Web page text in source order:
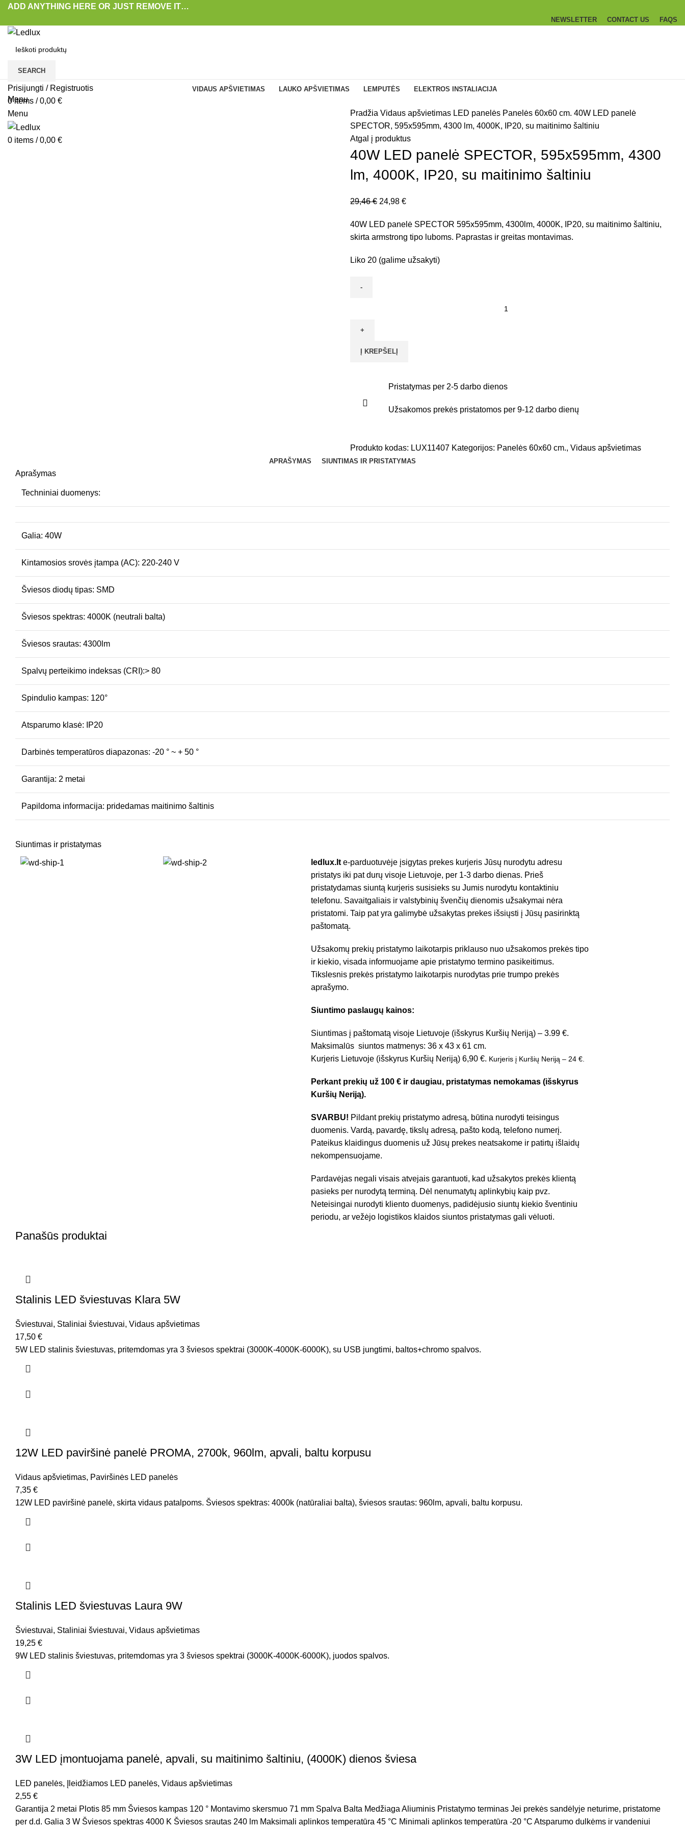
ADD ANYTHING HERE OR JUST REMOVE IT…
NEWSLETTER CONTACT US FAQS
SEARCH
Prisijungti / Registruotis
0items / 0,00 €
Menu
0 items / 0,00 €
VIDAUS APŠVIETIMAS LAUKO APŠVIETIMAS LEMPUTĖS ELEKTROS INSTALIACIJA
Menu
Pradžia Vidaus apšvietimas LED panelės Panelės 60x60 cm. 40W LED panelė
SPECTOR, 595x595mm, 4300 lm, 4000K, IP20, su maitinimo šaltiniu
Atgal į produktus
40W LED panelė SPECTOR, 595x595mm, 4300
lm, 4000K, IP20, su maitinimo šaltiniu
29,46€ 24,98 €
40W LED panelė SPECTOR 595x595mm, 4300lm, 4000K, IP20, su maitinimo šaltiniu,
skirta armstrong tipo luboms. Paprastas ir greitas montavimas.
Liko 20 (galime užsakyti)
Į KREPŠELĮ
Pristatymas per 2-5 darbo dienos
Užsakomos prekės pristatomos per 9-12 darbo dienų
Produkto kodas: LUX11407 Kategorijos: Panelės 60x60 cm., Vidaus apšvietimas
APRAŠYMAS SIUNTIMAS IR PRISTATYMAS
Aprašymas
Techniniai duomenys:
Galia: 40W
Kintamosios srovės įtampa (AC): 220-240 V
Šviesos diodų tipas: SMD
Šviesos spektras: 4000K (neutrali balta)
Šviesos srautas: 4300lm
Spalvų perteikimo indeksas (CRI):> 80
Spindulio kampas: 120°
Atsparumo klasė: IP20
Darbinės temperatūros diapazonas: -20 ° ~ + 50 °
Garantija: 2 metai
Papildoma informacija: pridedamas maitinimo šaltinis
Siuntimas ir pristatymas
ledlux.lt e-parduotuvėje įsigytas prekes kurjeris Jūsų nurodytu adresu
pristatys iki pat durų visoje Lietuvoje, per 1-3 darbo dienas. Prieš
pristatydamas siuntą kurjeris susisieks su Jumis nurodytu kontaktiniu
telefonu. Savaitgaliais ir valstybinių švenčių dienomis užsakymai nėra
pristatomi. Taip pat yra galimybė užsakytas prekes išsiųsti į Jūsų pasirinktą
paštomatą.
Užsakomų prekių pristatymo laikotarpis priklauso nuo užsakomos prekės tipo
ir kiekio, visada informuojame apie pristatymo termino pasikeitimus.
Tikslesnis prekės pristatymo laikotarpis nurodytas prie trumpo prekės
aprašymo.
Siuntimo paslaugų kainos:
Siuntimas į paštomatą visoje Lietuvoje (išskyrus Kuršių Neriją) – 3.99 €.
Maksimalūs siuntos matmenys: 36 x 43 x 61 cm.
Kurjeris Lietuvoje (išskyrus Kuršių Neriją) 6,90 €. Kurjeris į Kuršių Neriją – 24 €.
Perkant prekių už 100 € ir daugiau, pristatymas nemokamas (išskyrus
Kuršių Neriją).
SVARBU! Pildant prekių pristatymo adresą, būtina nurodyti teisingus
duomenis. Vardą, pavardę, tikslų adresą, pašto kodą, telefono numerį.
Pateikus klaidingus duomenis už Jūsų prekes neatsakome ir patirtų išlaidų
nekompensuojame.
Pardavėjas negali visais atvejais garantuoti, kad užsakytos prekės klientą
pasieks per nurodytą terminą. Dėl nenumatytų aplinkybių kaip pvz.
Neteisingai nurodyti kliento duomenys, padidėjusio siuntų kiekio šventiniu
periodu, ar vežėjo logistikos klaidos siuntos pristatymas gali vėluoti.
Panašūs produktai
Stalinis LED šviestuvas Klara 5W
Šviestuvai, Staliniai šviestuvai, Vidaus apšvietimas
17,50 €
5W LED stalinis šviestuvas, pritemdomas yra 3 šviesos spektrai (3000K-4000K-6000K), su USB jungtimi, baltos+chromo spalvos.
12W LED paviršinė panelė PROMA, 2700k, 960lm, apvali, baltu korpusu
Vidaus apšvietimas, Paviršinės LED panelės
7,35 €
12W LED paviršinė panelė, skirta vidaus patalpoms. Šviesos spektras: 4000k (natūraliai balta), šviesos srautas: 960lm, apvali, baltu korpusu.
Stalinis LED šviestuvas Laura 9W
Šviestuvai, Staliniai šviestuvai, Vidaus apšvietimas
19,25 €
9W LED stalinis šviestuvas, pritemdomas yra 3 šviesos spektrai (3000K-4000K-6000K), juodos spalvos.
3W LED įmontuojama panelė, apvali, su maitinimo šaltiniu, (4000K) dienos šviesa
LED panelės, Įleidžiamos LED panelės, Vidaus apšvietimas
2,55 €
Garantija 2 metai Plotis 85 mm Šviesos kampas 120 ° Montavimo skersmuo 71 mm Spalva Balta Medžiaga Aliuminis Pristatymo terminas Jei prekės sandėlyje neturime, pristatome
per d.d. Galia 3 W Šviesos spektras 4000 K Šviesos srautas 240 lm Maksimali aplinkos temperatūra 45 °C Minimali aplinkos temperatūra -20 °C Atsparumo dulkėms ir vandeniui